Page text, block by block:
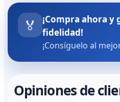
🏅
¡Compra ahora y
fidelidad!
¡Consíguelo al
Opiniones de